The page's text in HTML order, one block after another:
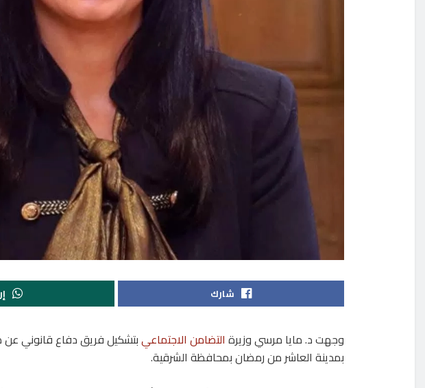
شارك
وجهت د. مايا مرسي وزيرة التضامن الاجتماعيبتشكيل فريق دفاع قانوني عن
بمدينة العاشر من رمضان بمحافظة الشرقية.